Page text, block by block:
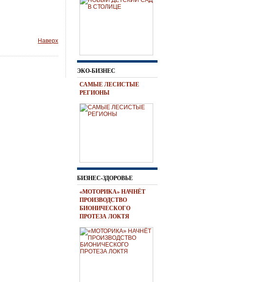
Наверх
ЭКО-БИЗНЕС
САМЫЕ ЛЕСИСТЫЕ
РЕГИОНЫ
БИЗНЕС-ЗДОРОВЬЕ
«МОТОРИКА» НАЧНЁТ
ПРОИЗВОДСТВО
БИОНИЧЕСКОГО
ПРОТЕЗА ЛОКТЯ